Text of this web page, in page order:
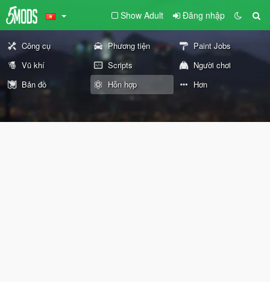
Show Adult Đăng nhập
Công cụ Phương tiện
Paint Jobs
Vũ khí
Scripts
Người chơi
Bản đồ
Hỗn hợp Hơn